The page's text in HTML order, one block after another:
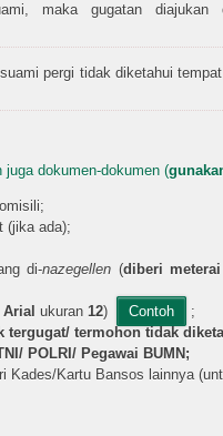
maka gugatan
pergi tidak diketahui
dokumen-dokumen (
(jika ada);
di-nazegellen (diberi
Arial ukuran 12) Contoh
;
tergugat/ termohon tidak
POLRI/ Pegawai BUMN;
Kades/Kartu Bansos lainnya